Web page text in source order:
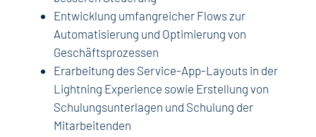
Entwicklung umfangreicher Flows zur
Automatisierung und Optimierung von
Geschäftsprozessen
Erarbeitung des Service-App-Layouts in der
Lightning Experience sowie Erstellung von
Schulungsunterlagen und Schulung der
Mitarbeitenden